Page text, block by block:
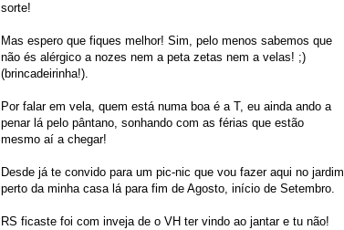
sorte!
Mas espero que fiques melhor! Sim, pelo menos sabemos que
não és alérgico a nozes nem a peta zetas nem a velas! ;)
(brincadeirinha!).
Por falar em vela, quem está numa boa é a T, eu ainda ando a
penar lá pelo pântano, sonhando com as férias que estão
mesmo aí a chegar!
Desde já te convido para um pic-nic que vou fazer aqui no jardim
perto da minha casa lá para fim de Agosto, início de Setembro.
RS ficaste foi com inveja de o VH ter vindo ao jantar e tu não!